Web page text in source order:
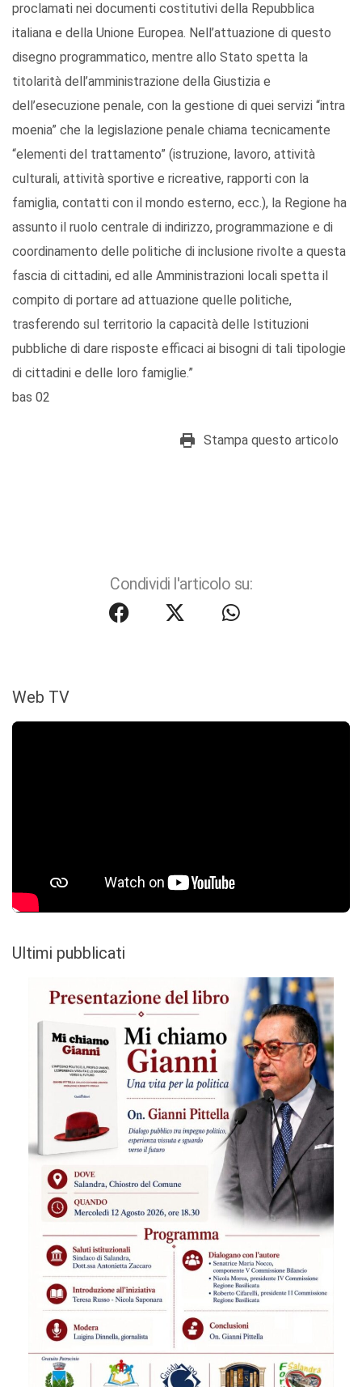
proclamati nei documenti costitutivi della Repubblica
italiana e della Unione Europea. Nell’attuazione di questo
disegno programmatico, mentre allo Stato spetta la
titolarità dell’amministrazione della Giustizia e
dell’esecuzione penale, con la gestione di quei servizi “intra
moenia” che la legislazione penale chiama tecnicamente
“elementi del trattamento” (istruzione, lavoro, attività
culturali, attività sportive e ricreative, rapporti con la
famiglia, contatti con il mondo esterno, ecc.), la Regione ha
assunto il ruolo centrale di indirizzo, programmazione e di
coordinamento delle politiche di inclusione rivolte a questa
fascia di cittadini, ed alle Amministrazioni locali spetta il
compito di portare ad attuazione quelle politiche,
trasferendo sul territorio la capacità delle Istituzioni
pubbliche di dare risposte efficaci ai bisogni di tali tipologie
di cittadini e delle loro famiglie.”
bas 02
Stampa questo articolo
Condividi l'articolo su:
Web TV
Ultimi pubblicati